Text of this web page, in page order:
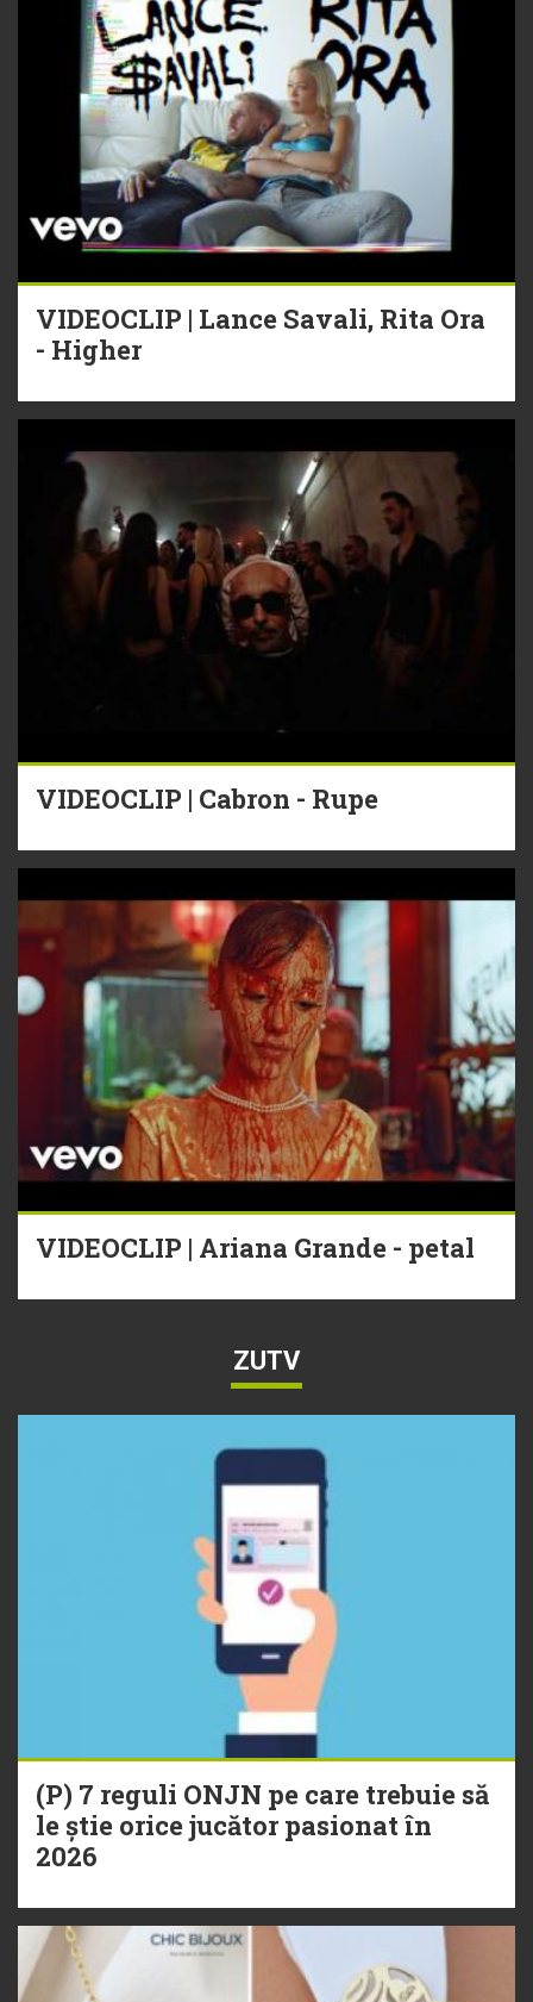
VIDEOCLIP | Lance Savali, Rita Ora
- Higher
VIDEOCLIP | Cabron - Rupe
VIDEOCLIP | Ariana Grande - petal
ZUTV
(P) 7 reguli ONJN pe care trebuie să
le știe orice jucător pasionat în
2026